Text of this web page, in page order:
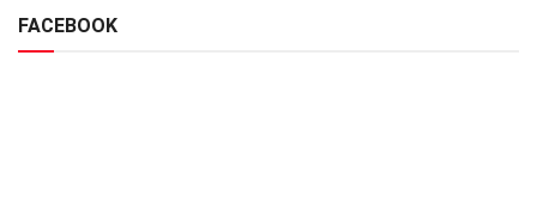
FACEBOOK